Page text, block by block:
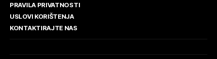
PRAVILA PRIVATNOSTI
USLOVI KORIŠTENJA
KONTAKTIRAJTE NAS